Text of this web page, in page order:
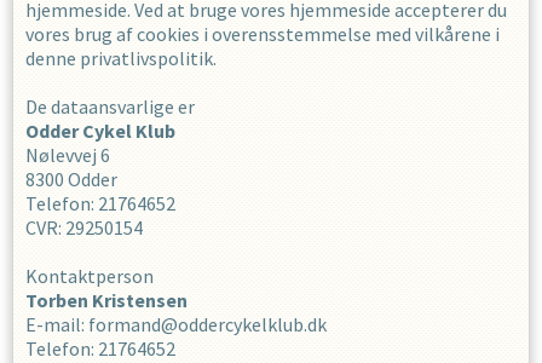
hjemmeside. Ved at bruge vores hjemmeside accepterer du
vores brug af cookies i overensstemmelse med vilkårene i
denne privatlivspolitik.
De dataansvarlige er
Odder Cykel Klub
Nølevvej 6
8300 Odder
Telefon: 21764652
CVR: 29250154
Kontaktperson
Torben Kristensen
E-mail: formand@oddercykelklub.dk
Telefon: 21764652